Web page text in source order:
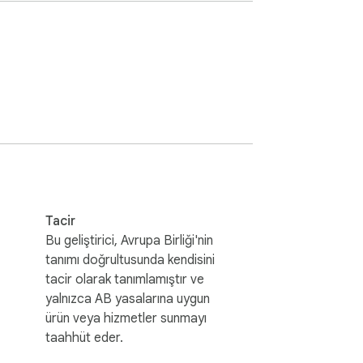
telefonlarda görünmeyeceği anlamına
İçerik üreticilerinin ve stüdyoların
taraf şirketlerle ilişkili değildir.
Tacir
Bu geliştirici, Avrupa Birliği'nin
tanımı doğrultusunda kendisini
tacir olarak tanımlamıştır ve
yalnızca AB yasalarına uygun
ürün veya hizmetler sunmayı
taahhüt eder.